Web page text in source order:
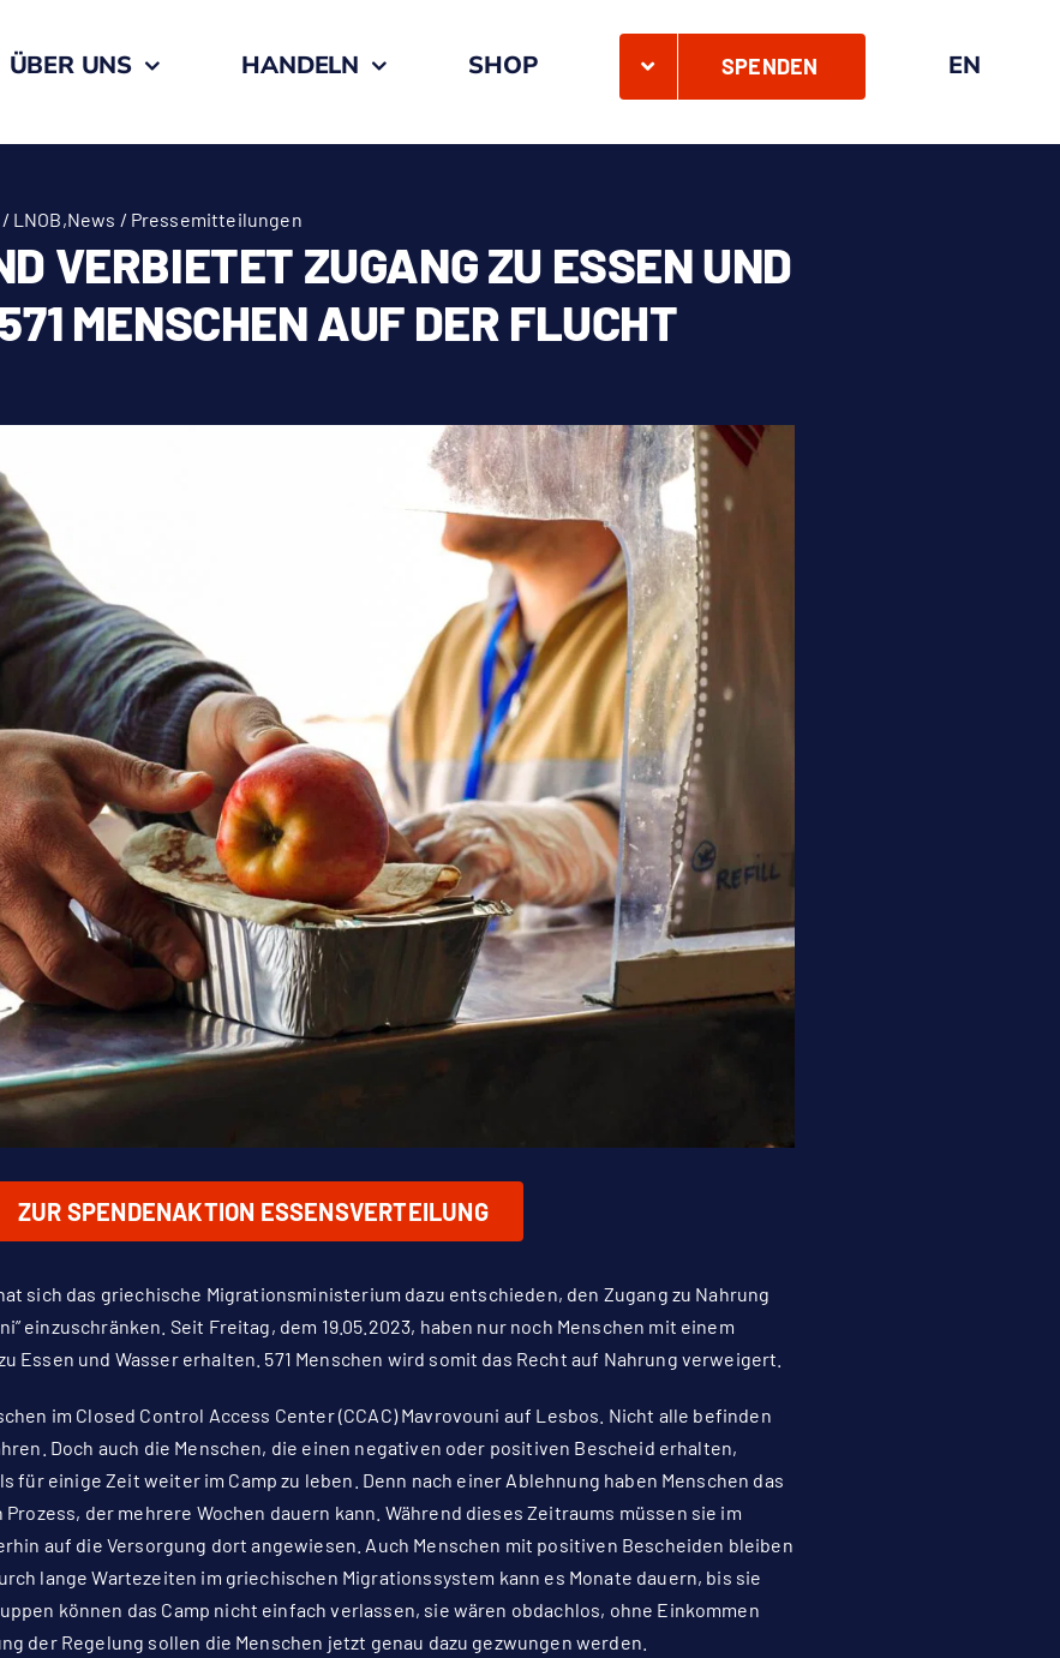
ÜBER UNS HANDELN SHOP SPENDEN EN
LNOB,News / Pressemitteilungen
VERBIETET ZUGANG ZU ESSEN UND
MENSCHEN AUF DER FLUCHT
ZUR SPENDENAKTION ESSENSVERTEILUNG
sich das griechische Migrationsministerium dazu entschieden, den Zugang zu Nahrung
einzuschränken. Seit Freitag, dem 19.05.2023, haben nur noch Menschen mit einem
Essen und Wasser erhalten. 571 Menschen wird somit das Recht auf Nahrung verweigert.
im Closed Control Access Center (CCAC) Mavrovouni auf Lesbos. Nicht alle befinden
Doch auch die Menschen, die einen negativen oder positiven Bescheid erhalten,
für einige Zeit weiter im Camp zu leben. Denn nach einer Ablehnung haben Menschen das
der mehrere Wochen dauern kann. Während dieses Zeitraums müssen sie im
auf die Versorgung dort angewiesen. Auch Menschen mit positiven Bescheiden bleiben
lange Wartezeiten im griechischen Migrationssystem kann es Monate dauern, bis sie
können das Camp nicht einfach verlassen, sie wären obdachlos, ohne Einkommen
der Regelung sollen die Menschen jetzt genau dazu gezwungen werden.